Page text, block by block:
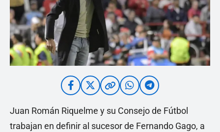
Juan Román Riquelme y su Consejo de Fútbol
trabajan en definir al sucesor de Fernando Gago, a